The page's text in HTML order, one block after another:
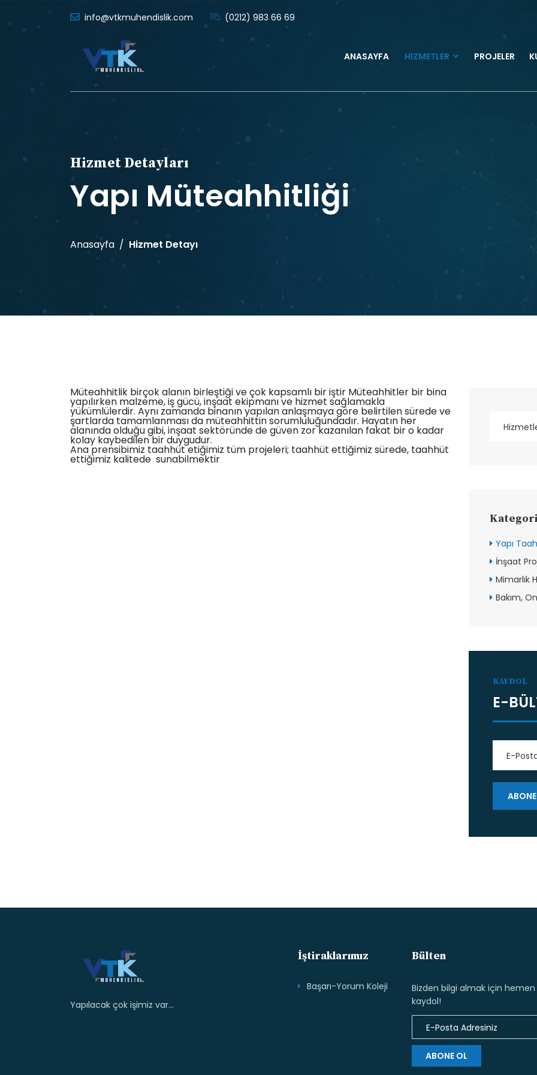
info@vtkmuhendislik.com (0212) 983 66 69
ANASAYFA HIZMETLER PROJELER
Hizmet Detayları
Yapı Müteahhitliği
Anasayfa Hizmet Detayı
Müteahhitlik birçok alanın birleştiği ve çok kapsamlı bir iştir Müteahhitler bir bina
yapılırken malzeme, iş gücü, inşaat ekipmanı ve hizmet sağlamakla
yükümlülerdir. Aynı zamanda binanın yapılan anlaşmaya göre belirtilen sürede ve
şartlarda tamamlanması da müteahhittin sorumluluğundadır. Hayatın her
alanında olduğu gibi, inşaat sektöründe de güven zor kazanılan fakat bir o kadar
kolay kaybedilen bir duygudur.
Ana prensibimiz taahhüt etiğimiz tüm projeleri; taahhüt ettiğimiz sürede, taahhüt
ettiğimiz kalitede sunabilmektir
Yapı
İnşaat
Mimarlık
Bakım,
KAYDOL
E-
Yapılacak çok işimiz var...
İştiraklarımız
Başarı-Yorum Koleji
Bülten
Bizden bilgi almak için hemen
kaydol!
ABONE OL